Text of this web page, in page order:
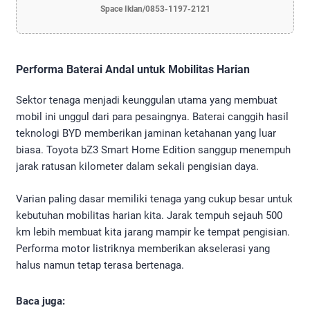
Space Iklan/0853-1197-2121
Performa Baterai Andal untuk Mobilitas Harian
Sektor tenaga menjadi keunggulan utama yang membuat
mobil ini unggul dari para pesaingnya. Baterai canggih hasil
teknologi BYD memberikan jaminan ketahanan yang luar
biasa. Toyota bZ3 Smart Home Edition sanggup menempuh
jarak ratusan kilometer dalam sekali pengisian daya.
Varian paling dasar memiliki tenaga yang cukup besar untuk
kebutuhan mobilitas harian kita. Jarak tempuh sejauh 500
km lebih membuat kita jarang mampir ke tempat pengisian.
Performa motor listriknya memberikan akselerasi yang
halus namun tetap terasa bertenaga.
Baca juga: